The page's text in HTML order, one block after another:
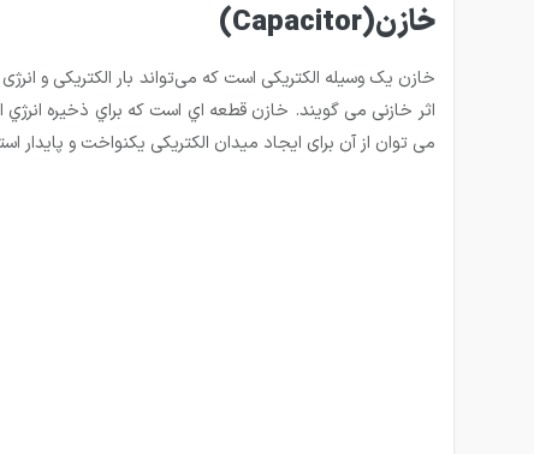
خازن(Capacitor)
خازن یک وسیله الکتریکی است که می‌تواند بار الکتریکی و
اثر خازنی می گویند. خازن قطعه اي است که براي ذخيره انرژي
می توان از آن برای ایجاد میدان الکتریکی یکنواخت و پایدار